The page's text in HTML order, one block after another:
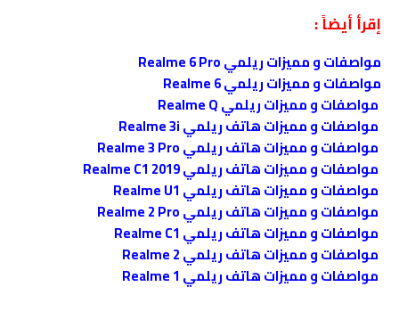
إقرأ أيضاً :
مواصفات و مميزات ريلمي Realme 6 Pro
مواصفات و مميزات ريلمي Realme 6
مواصفات و مميزات ريلمي Realme Q
مواصفات و مميزات هاتف ريلمي Realme 3i
مواصفات و مميزات هاتف ريلمي Realme 3 Pro
مواصفات و مميزات هاتف ريلمي Realme C1 2019
مواصفات و مميزات هاتف ريلمي Realme U1
مواصفات و مميزات هاتف ريلمي Realme 2 Pro
مواصفات و مميزات هاتف ريلمي Realme C1
مواصفات و مميزات هاتف ريلمي Realme 2
مواصفات و مميزات هاتف ريلمي Realme 1